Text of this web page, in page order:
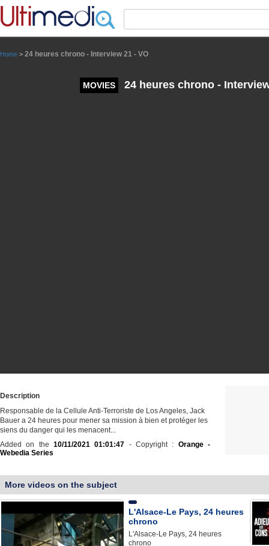
Home > 24 heures chrono - Interview 21 - VO
MOVIES 24 heures chrono -
Description
Responsable de la Cellule Anti-Terroriste de Los Angeles, Jack
Bauer a 24 heures pour mener sa mission à bien et protéger les
siens du danger qui les menacent...
Added on the 10/11/2021 01:01:47 - Copyright : Orange -
Webedia Series
More videos on the subject
L'Alsace-Le Pays, 24 heures
chrono
L'Alsace-Le Pays, 24 heures
chrono
Panneau de gestion des cookies